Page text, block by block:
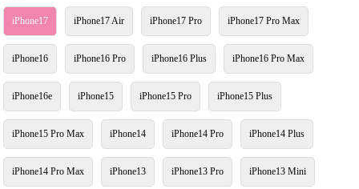
iPhone17 iPhone17 Air iPhone17 Pro iPhone17 Pro Max
iPhone16 iPhone16 Pro iPhone16 Plus iPhone16 Pro Max
iPhone16e iPhone15 iPhone15 Pro iPhone15 Plus
iPhone15 Pro Max iPhone14 iPhone14 Pro iPhone14 Plus
iPhone14 Pro Max iPhone13 iPhone13 Pro iPhone13 Mini